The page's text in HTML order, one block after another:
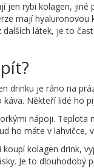
jen rybi kolagen, jiné
mají
dalších látek, je to
drinku je ráno na
Někteří lidé ho
nápoji. Teplota
ho máte v
koupí kolagen drink,
Je to dlouhodobý